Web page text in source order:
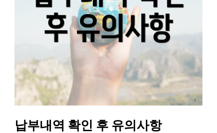
납부내역 확인 후 유의사항